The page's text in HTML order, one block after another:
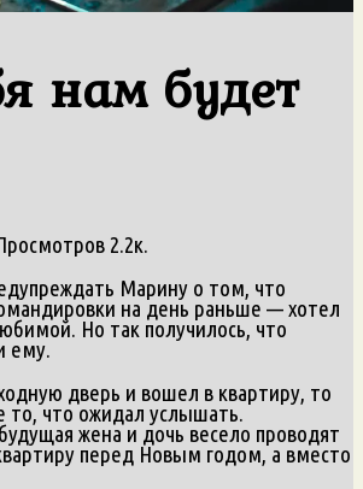
нам будет
2.2к.
Марину о том, что
на день раньше — хотел
Но так получилось, что
ему.
дверь и вошел в квартиру, то
то, что ожидал услышать.
жена и дочь весело проводят
перед Новым годом, а вместо